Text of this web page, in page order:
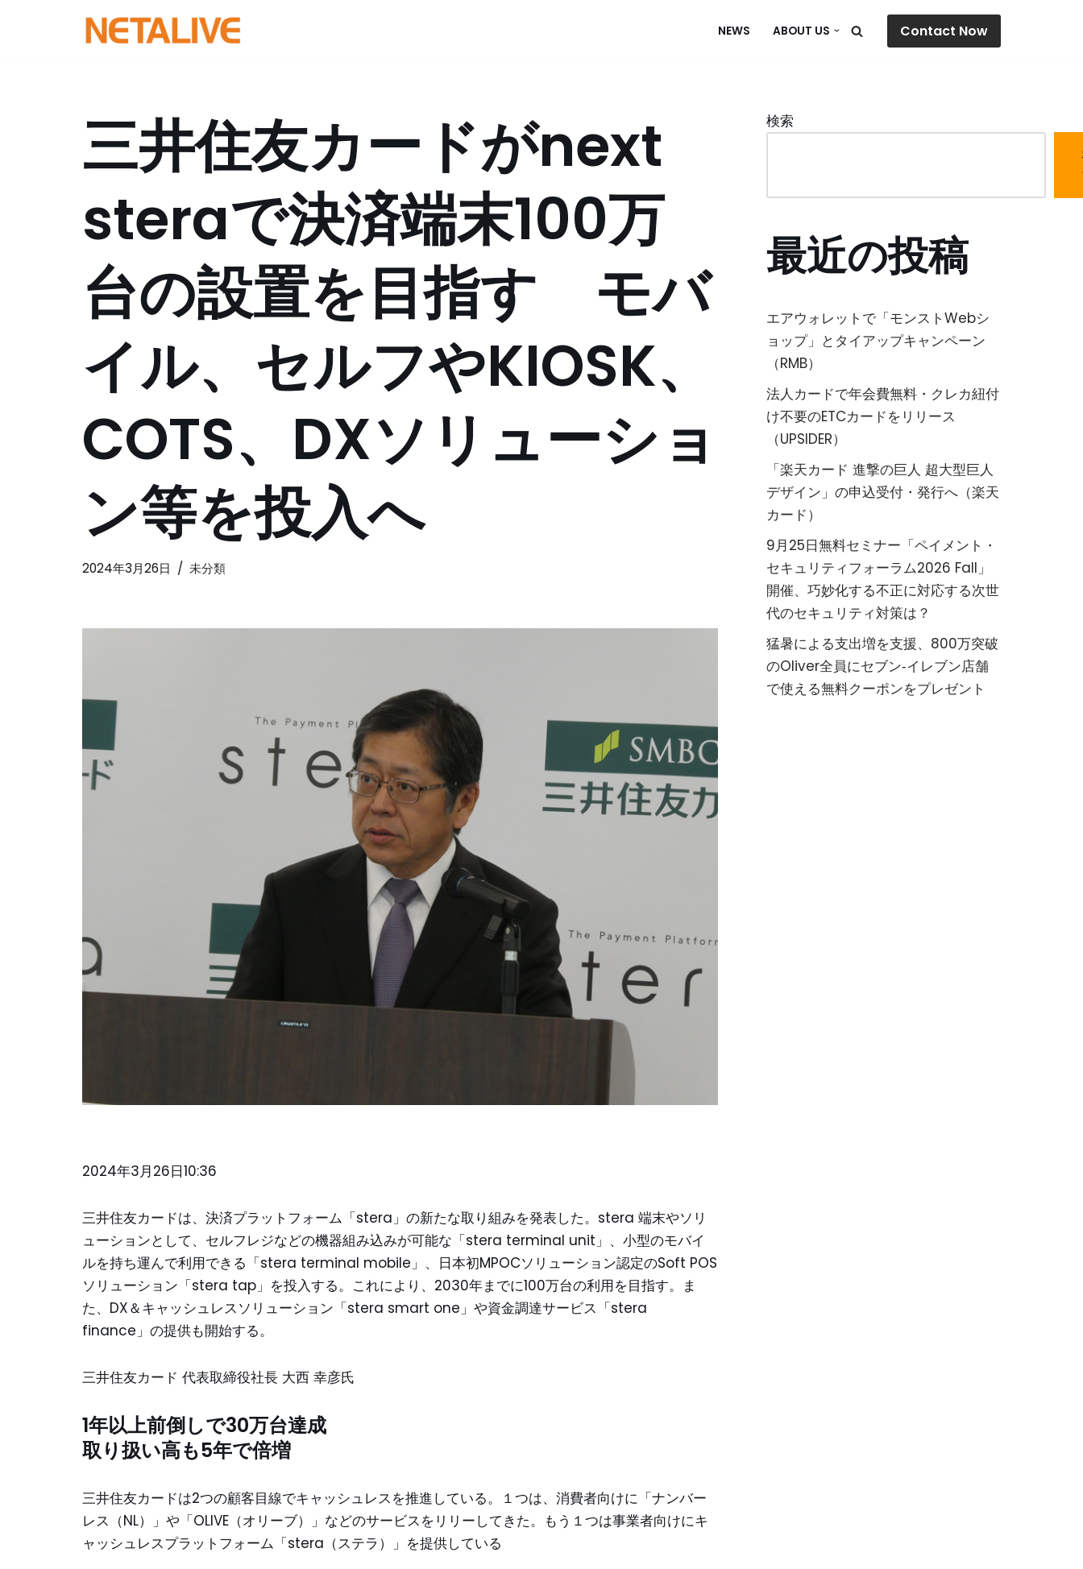
NEWS ABOUT US Contact Now
三井住友カードがnext
steraで決済端末100万
台の設置を目指す モバ
イル、セルフやKIOSK、
COTS、DXソリューショ
ン等を投入へ
2024年3月26日 未分類
2024年3月26日10:36
三井住友カードは、決済プラットフォーム「stera」の新たな取り組みを発表した。stera 端末やソリ
ューションとして、セルフレジなどの機器組み込みが可能な「stera terminal unit」、小型のモバイ
ルを持ち運んで利用できる「stera terminal mobile」、日本初MPOCソリューション認定のSoft POS
ソリューション「stera tap」を投入する。これにより、2030年までに100万台の利用を目指す。ま
た、DX＆キャッシュレスソリューション「stera smart one」や資金調達サービス「stera
finance」の提供も開始する。
三井住友カード 代表取締役社長 大西 幸彦氏
1年以上前倒しで30万台達成
取り扱い高も5年で倍増
三井住友カードは2つの顧客目線でキャッシュレスを推進している。１つは、消費者向けに「ナンバー
レス（NL）」や「OLIVE（オリーブ）」などのサービスをリリーしてきた。もう１つは事業者向けにキ
ャッシュレスプラットフォーム「stera（ステラ）」を提供している
検索
最近の投稿
エアウォレットで「モンストWebシ
ョップ」とタイアップキャンペーン
（RMB）
法人カードで年会費無料・クレカ紐付
け不要のETCカードをリリース
（UPSIDER）
「楽天カード 進撃の巨人 超大型巨人
デザイン」の申込受付・発行へ（楽天
カード）
9月25日無料セミナー「ペイメント・
セキュリティフォーラム2026 Fall」
開催、巧妙化する不正に対応する次世
代のセキュリティ対策は？
猛暑による支出増を支援、800万突破
のOliver全員にセブン‐イレブン店舗
で使える無料クーポンをプレゼント